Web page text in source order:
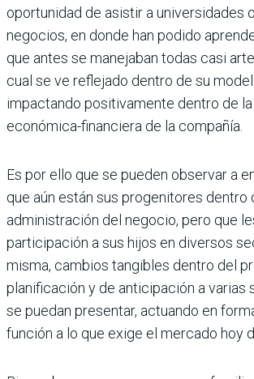
oportunidad de asistir a universidades
negocios, en donde han podido
que antes se manejaban todas casi
cual se ve reflejado dentro de su
impactando positivamente dentro de
económica-financiera de la compañía.
Es por ello que se pueden observar a
que aún están sus progenitores dentro
administración del negocio, pero que
participación a sus hijos en diversos
misma, cambios tangibles dentro del
planificación y de anticipación a varias
se puedan presentar, actuando en
función a lo que exige el mercado hoy